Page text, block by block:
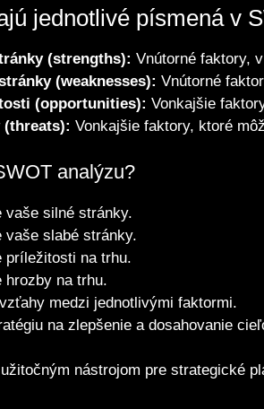
jednotlivé písmená v
(strengths): Vnútorné faktory,
(weaknesses): Vnútorné
(opportunities): Vonkajšie
(threats): Vonkajšie faktory, ktoré
analýzu?
vaše silné stránky.
vaše slabé stránky.
príležitosti na trhu.
hrozby na trhu.
medzi jednotlivými faktormi.
na zlepšenie a dosahovanie
nástrojom pre strategické